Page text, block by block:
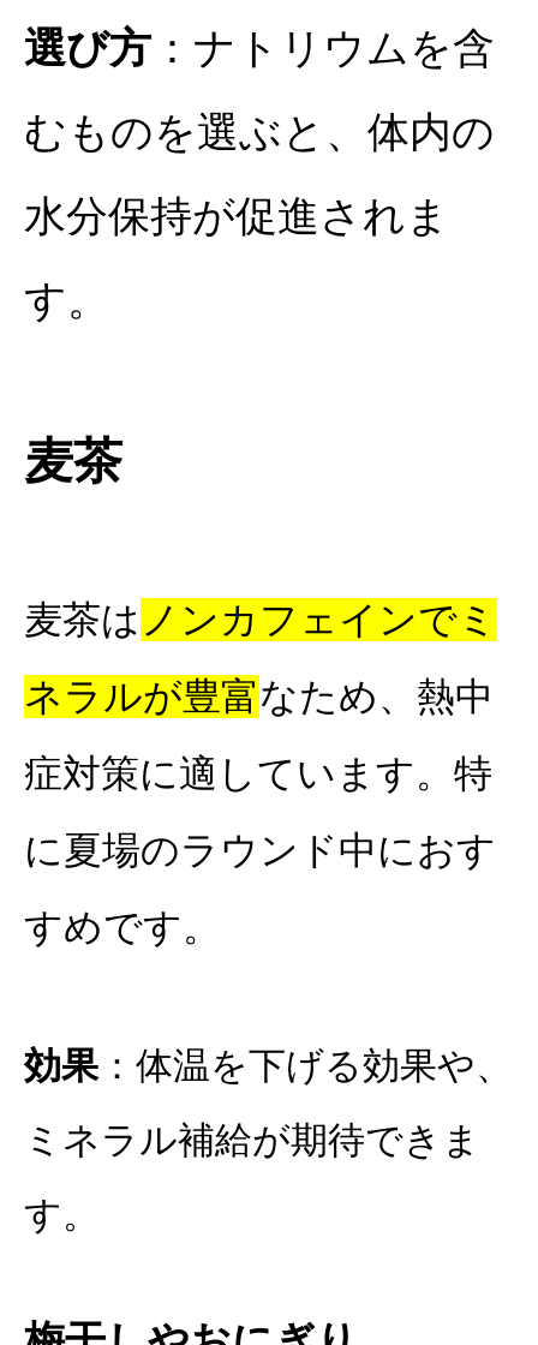
選び方 ：ナトリウムを含
むものを選ぶと、体内の
水分保持が促進されま
す。
麦茶
麦茶は ノンカフェインでミ
ネラルが豊富なため、熱中
症対策に適しています。特
に夏場のラウンド中におす
すめです。
効果：体温を下げる効果や、
ミネラル補給が期待できま
す。